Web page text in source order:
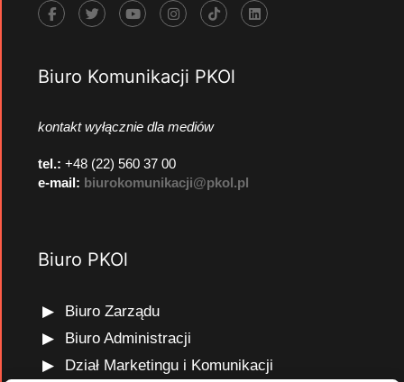
Biuro Komunikacji PKOl
kontakt wyłącznie dla mediów
tel.: +48 (22) 560 37 00
e-mail: biurokomunikacji@pkol.pl
Biuro PKOl
Biuro Zarządu
Biuro Administracji
Dział Marketingu i Komunikacji